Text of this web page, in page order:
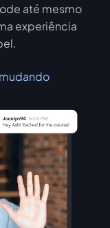
até mesmo
experiência